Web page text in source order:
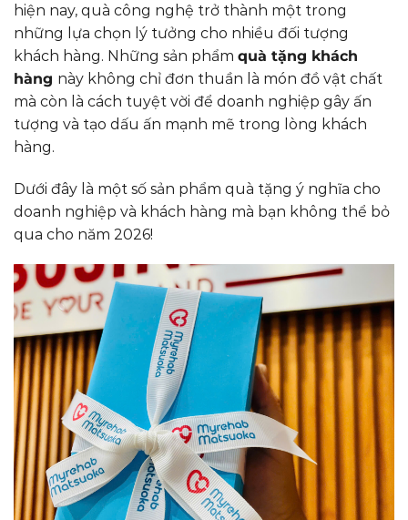
hiện nay, quà công nghệ trở thành một trong
những lựa chọn lý tưởng cho nhiều đối tượng
khách hàng. Những sản phẩm quà tặng khách
hàng này không chỉ đơn thuần là món đồ vật chất
mà còn là cách tuyệt vời để doanh nghiệp gây ấn
tượng và tạo dấu ấn mạnh mẽ trong lòng khách
hàng.
Dưới đây là một số sản phẩm quà tặng ý nghĩa cho
doanh nghiệp và khách hàng mà bạn không thể bỏ
qua cho năm 2026!